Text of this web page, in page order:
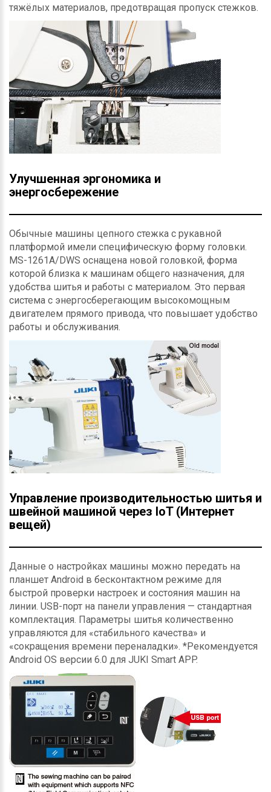
тяжёлых материалов, предотвращая пропуск стежков.
Улучшенная эргономика и
энергосбережение
Обычные машины цепного стежка с рукавной
платформой имели специфическую форму головки.
MS-1261A/DWS оснащена новой головкой, форма
которой близка к машинам общего назначения, для
удобства шитья и работы с материалом. Это первая
система с энергосберегающим высокомощным
двигателем прямого привода, что повышает удобство
работы и обслуживания.
Управление производительностью шитья и
швейной машиной через IoT (Интернет
вещей)
Данные о настройках машины можно передать на
планшет Android в бесконтактном режиме для
быстрой проверки настроек и состояния машин на
линии. USB-порт на панели управления — стандартная
комплектация. Параметры шитья количественно
управляются для «стабильного качества» и
«сокращения времени переналадки». *Рекомендуется
Android OS версии 6.0 для JUKI Smart APP.